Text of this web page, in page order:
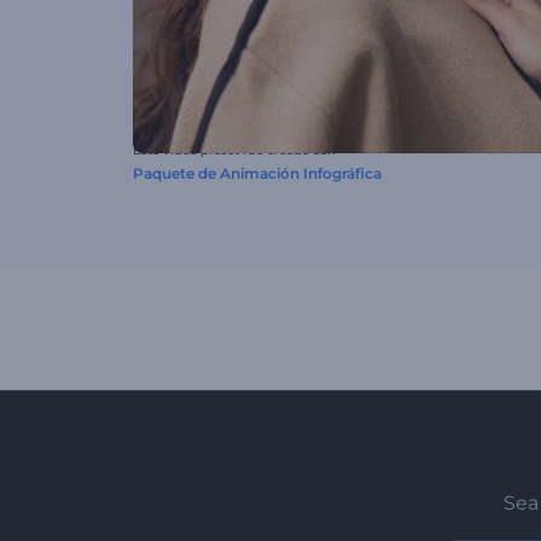
Este video preset fue creado con
Paquete de Animación Infográfica